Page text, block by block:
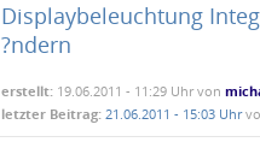
Displaybeleuchtung
?ndern
erstellt: 19.06.2011 - 11:29 Uhr von
letzter Beitrag: 21.06.2011 - 15:03 Uhr